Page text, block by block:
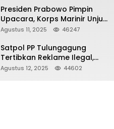
Presiden Prabowo Pimpin
Upacara, Korps Marinir Unjuk
Kekuatan dan Resmikan
Agustus 11, 2025 46247
Satpol PP Tulungagung
Tertibkan Reklame Ilegal,
Wujudkan Kota yang Rapi
Agustus 12, 2025 44602